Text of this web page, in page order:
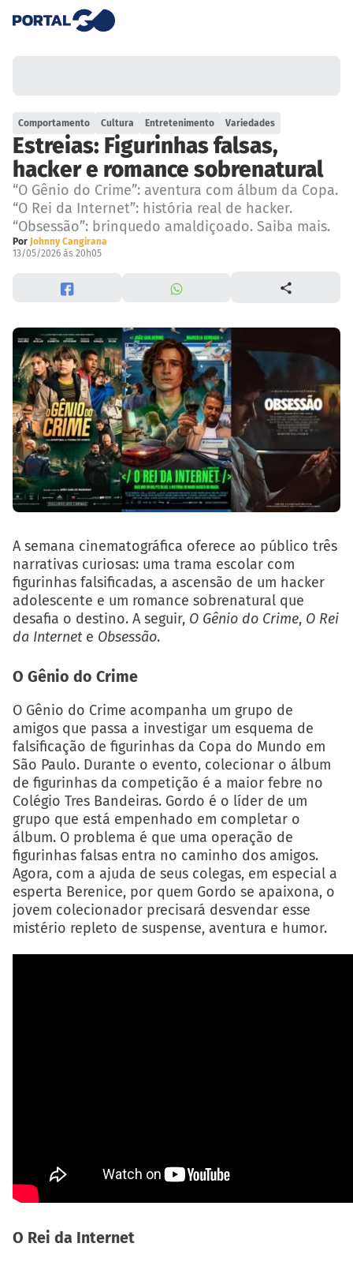
Comportamento Cultura Entretenimento Variedades
Estreias: Figurinhas falsas,
hacker e romance sobrenatural
“O Gênio do Crime”: aventura com álbum da Copa.
“O Rei da Internet”: história real de hacker.
“Obsessão”: brinquedo amaldiçoado. Saiba mais.
Por Johnny Cangirana
13/05/2026 às 20h05
A semana cinematográfica oferece ao público três
narrativas curiosas: uma trama escolar com
figurinhas falsificadas, a ascensão de um hacker
adolescente e um romance sobrenatural que
desafia o destino. A seguir, O Gênio do Crime, O Rei
da Internete Obsessão.
O Gênio do Crime
O Gênio do Crime acompanha um grupo de
amigos que passa a investigar um esquema de
falsificação de figurinhas da Copa do Mundo em
São Paulo. Durante o evento, colecionar o álbum
de figurinhas da competição é a maior febre no
Colégio Tres Bandeiras. Gordo é o líder de um
grupo que está empenhado em completar o
álbum. O problema é que uma operação de
figurinhas falsas entra no caminho dos amigos.
Agora, com a ajuda de seus colegas, em especial a
esperta Berenice, por quem Gordo se apaixona, o
jovem colecionador precisará desvendar esse
mistério repleto de suspense, aventura e humor.
O Rei da Internet